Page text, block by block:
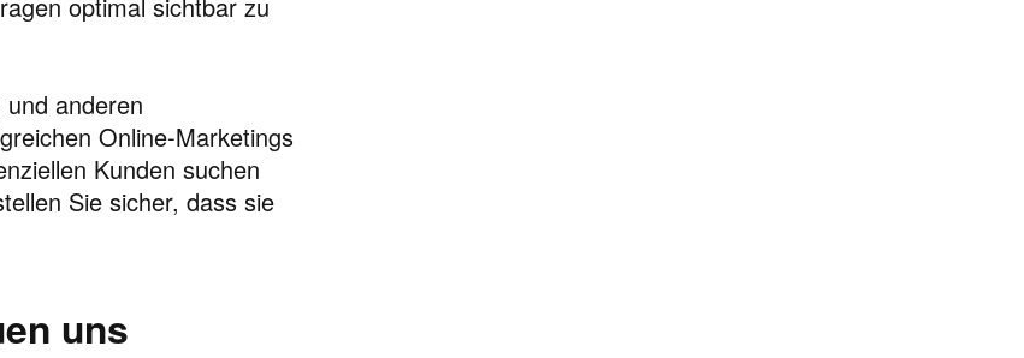
anderen
Online-Marketings
Kunden suchen
Sie sicher, dass sie
uns